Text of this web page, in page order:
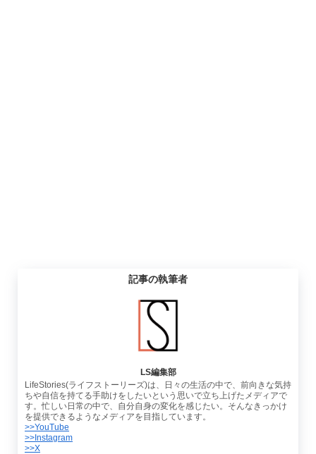
記事の執筆者
LS編集部
LifeStories(ライフストーリーズ)は、日々の生活の中で、前向きな気持
ちや自信を持てる手助けをしたいという思いで立ち上げたメディアで
す。忙しい日常の中で、自分自身の変化を感じたい。そんなきっかけ
を提供できるようなメディアを目指しています。
>>YouTube
>>Instagram
>>X